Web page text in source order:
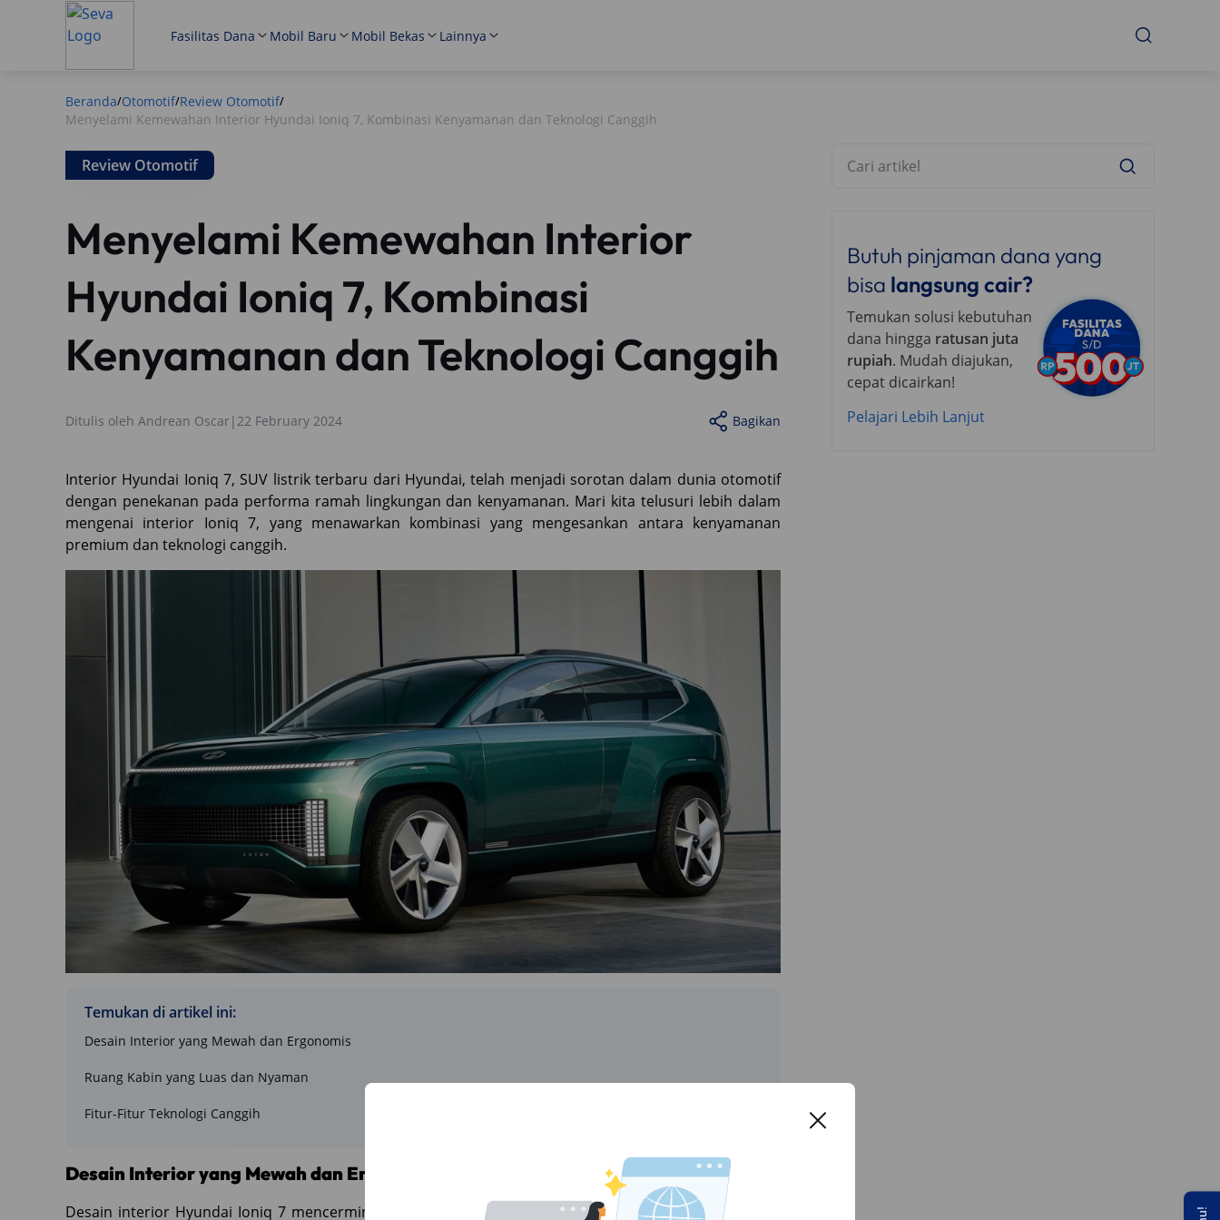
Fasilitas Dana Mobil Baru Mobil Bekas Lainnya
Beranda/Otomotif/Review Otomotif/
Menyelami Kemewahan Interior Hyundai Ioniq 7, Kombinasi Kenyamanan dan Teknologi Canggih
Review Otomotif
Menyelami Kemewahan Interior
Hyundai Ioniq 7, Kombinasi
Kenyamanan dan Teknologi Canggih
Ditulis oleh Andrean Oscar| 22 February 2024 Bagikan
Interior Hyundai Ioniq 7, SUV listrik terbaru dari Hyundai, telah menjadi sorotan dalam dunia otomotif
dengan penekanan pada performa ramah lingkungan dan kenyamanan. Mari kita telusuri lebih dalam
mengenai interior Ioniq 7, yang menawarkan kombinasi yang mengesankan antara kenyamanan
premium dan teknologi canggih.
Temukan di artikel ini:
Desain Interior yang Mewah dan Ergonomis
Ruang Kabin yang Luas dan Nyaman
Fitur-Fitur Teknologi Canggih
Desain Interior yang Mewah dan Ergonomis
Desain interior Hyundai Ioniq 7 mencerminkan sentuhan mewah dan ergonomis. Material berkualitas
Butuh pinjaman dana yang
bisa langsung cair?
Temukan solusi kebutuhan
dana hingga ratusan juta
rupiah. Mudah diajukan,
cepat dicairkan!
Pelajari Lebih Lanjut